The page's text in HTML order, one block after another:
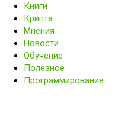
Книги
Крипта
Мнения
Новости
Обучение
Полезное
Программирование